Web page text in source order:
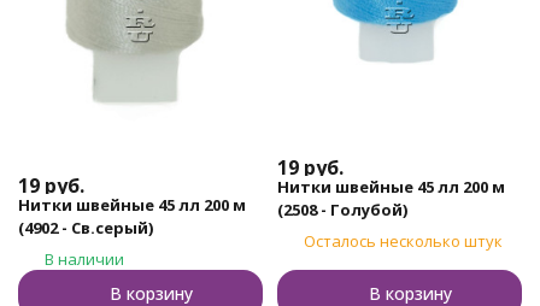
19 руб.
Нитки швейные 45 лл 200 м
(4902 - Св.серый)
В наличии
В корзину
19 руб.
Нитки швейные 45 лл 200 м
(2508 - Голубой)
Осталось несколько штук
В корзину